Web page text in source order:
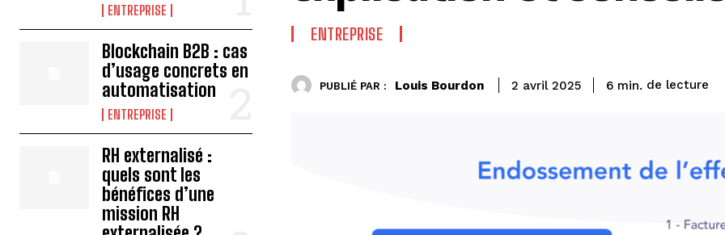
ENTREPRISE
Blockchain B2B : cas
d’usage concrets en
automatisation
ENTREPRISE
RH externalisé :
quels sont les
bénéfices d’une
mission RH
ENTREPRISE
PUBLIÉ PAR : Louis Bourdon 2 avril 2025 6 min. de lecture